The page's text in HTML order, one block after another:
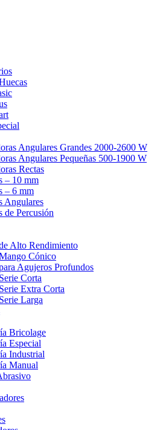
Angulares Grandes 2000-2600 W
Angulares Pequeñas 500-1900 W
Rectas
– 10 mm
– 6 mm
Angulares
de Percusión
Alto Rendimiento
Cónico
Agujeros Profundos
Corta
Extra Corta
Larga
Bricolage
Especial
Industrial
Manual